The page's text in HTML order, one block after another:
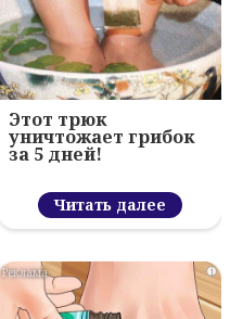
Этот трюк
уничтожает грибок
за 5 дней!
Читать далее
i